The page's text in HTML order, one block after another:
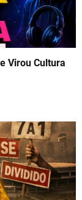
Virou Cultura